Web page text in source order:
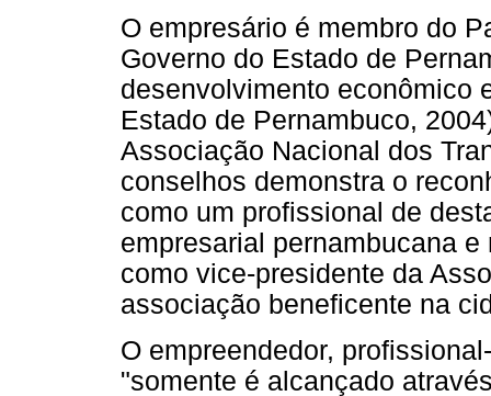
O empresário é membro do
Governo do Estado de
desenvolvimento econômico
Estado de Pernambuco,
Associação Nacional dos
conselhos demonstra o
como um profissional de
empresarial pernambucana
como vice-presidente da
associação beneficente na
O empreendedor,
"somente é alcançado